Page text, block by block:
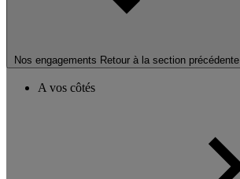
Nos engagements Retour à la section précédente
A vos côtés